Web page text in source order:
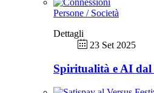
Persone / Società
Dettagli
23 Set 2025
Spiritualità e AI dal